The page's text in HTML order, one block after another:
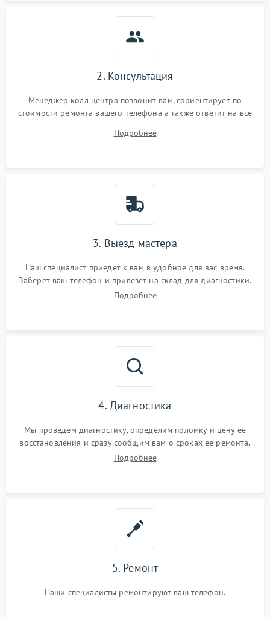
2. Консультация
Менеджер колл центра позвонит вам, сориентирует по
стоимости ремонта вашего телефона а также ответит на все
Подробнее
3. Выезд мастера
Наш специалист приедет к вам в удобное для вас время.
Заберет ваш телефон и привезет на склад для диагностики.
Подробнее
4. Диагностика
Мы проведем диагностику, определим поломку и цену ее
восстановления и сразу сообщим вам о сроках ее ремонта.
Подробнее
5. Ремонт
Наши специалисты ремонтируют ваш телефон.